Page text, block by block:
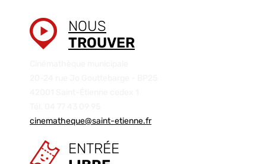
NOUS
TROUVER
cinematheque@saint-etienne.fr
ENTRÉE